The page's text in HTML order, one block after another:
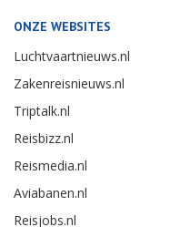
ONZE WEBSITES
Luchtvaartnieuws.nl
Zakenreisnieuws.nl
Triptalk.nl
Reisbizz.nl
Reismedia.nl
Aviabanen.nl
Reisjobs.nl